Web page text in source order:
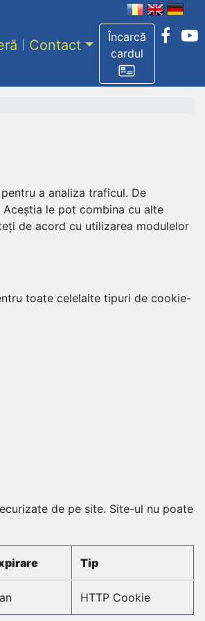
Încarcă
cardul
Contact
a analiza traficul. De
le pot combina cu alte
de acord cu utilizarea modulelor
toate celelalte tipuri de cookie-
de pe site. Site-ul nu poate
Tip
HTTP Cookie